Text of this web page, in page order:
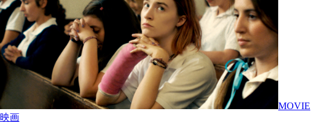
MOVIE
映画